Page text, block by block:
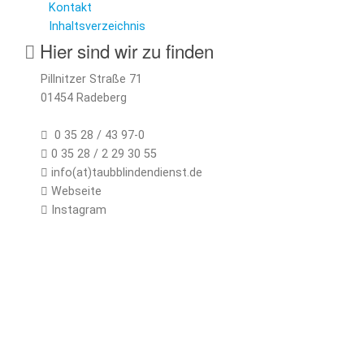
Kontakt
Inhaltsverzeichnis
Hier sind wir zu finden
Pillnitzer Straße 71
01454 Radeberg
0 35 28 / 43 97-0
0 35 28 / 2 29 30 55
info(at)taubblindendienst.de
Webseite
Instagram